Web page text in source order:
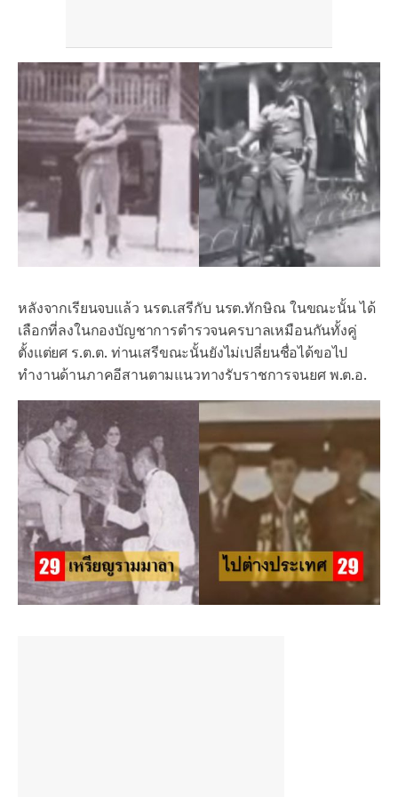
หลังจากเรียนจบแล้ว นรต.เสรีกับ นรต.ทักษิณ ในขณะนั้น ได้
เลือกที่ลงในกองบัญชาการตำรวจนครบาลเหมือนกันทั้งคู่
ตั้งแต่ยศ ร.ต.ต. ท่านเสรีขณะนั้นยังไม่เปลี่ยนชื่อได้ขอไป
ทำงานด้านภาคอีสานตามแนวทางรับราชการจนยศ พ.ต.อ.